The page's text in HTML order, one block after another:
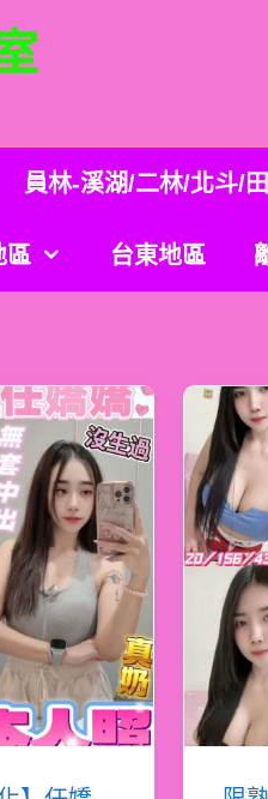
員林-溪湖/二林/北斗/
區 台東地區